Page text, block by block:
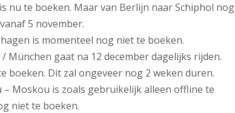
nu te boeken. Maar van Berlijn naar Schiphol nog
5 november.
is momenteel nog niet te boeken.
München gaat na 12 december dagelijks rijden.
boeken. Dit zal ongeveer nog 2 weken duren.
Moskou is zoals gebruikelijk alleen offline te
niet te boeken.